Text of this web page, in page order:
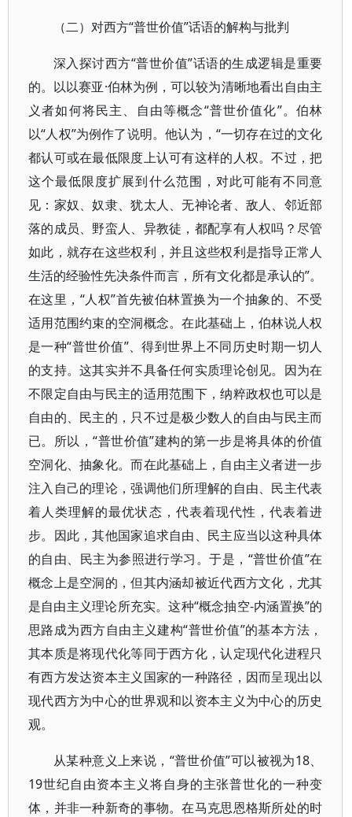
（二）对西方“普世价值”话语的解构与批判
深入探讨西方“普世价值”话语的生成逻辑是重要
的。以以赛亚·伯林为例，可以较为清晰地看出自由主
义者如何将民主、自由等概念“普世价值化”。伯林
以“人权”为例作了说明。他认为，“一切存在过的文化
都认可或在最低限度上认可有这样的人权。不过，把
这个最低限度扩展到什么范围，对此可能有不同意
见：家奴、奴隶、犹太人、无神论者、敌人、邻近部
落的成员、野蛮人、异教徒，都配享有人权吗？尽管
如此，就存在这些权利，并且这些权利是指导正常人
生活的经验性先决条件而言，所有文化都是承认的”。
在这里，“人权”首先被伯林置换为一个抽象的、不受
适用范围约束的空洞概念。在此基础上，伯林说人权
是一种“普世价值”、得到世界上不同历史时期一切人
的支持。这其实并不具备任何实质理论创见。因为在
不限定自由与民主的适用范围下，纳粹政权也可以是
自由的、民主的，只不过是极少数人的自由与民主而
已。所以，“普世价值”建构的第一步是将具体的价值
空洞化、抽象化。而在此基础上，自由主义者进一步
注入自己的理论，强调他们所理解的自由、民主代表
着人类理解的最优状态，代表着现代性，代表着进
步。因此，其他国家追求自由、民主应当以这种具体
的自由、民主为参照进行学习。于是，“普世价值”在
概念上是空洞的，但其内涵却被近代西方文化，尤其
是自由主义理论所充实。这种“概念抽空-内涵置换”的
思路成为西方自由主义建构“普世价值”的基本方法，
其本质是将现代化等同于西方化，认定现代化进程只
有西方发达资本主义国家的一种路径，因而呈现出以
现代西方为中心的世界观和以资本主义为中心的历史
观。
从某种意义上来说，“普世价值”可以被视为18、
19世纪自由资本主义将自身的主张普世化的一种变
体，并非一种新奇的事物。在马克思恩格斯所处的时